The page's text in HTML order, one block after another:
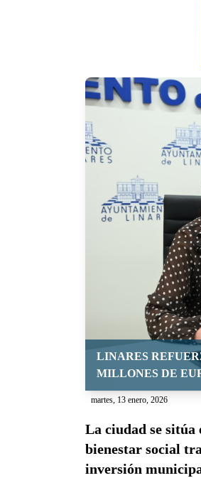
LINARES
MILLONES DE
martes, 13 enero, 2026
La ciudad se sitúa
bienestar social
inversión